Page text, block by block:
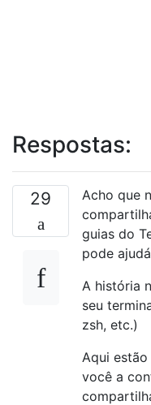
Respostas:
29
Acho que
guias do
pode
A história
seu
zsh, etc.)
Aqui
você a